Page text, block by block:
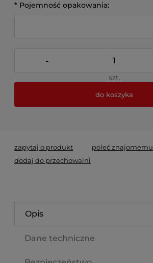
* Pojemność opakowania:
-
szt.
do koszyka
zapytaj o produkt poleć znajomemu
dodaj do przechowalni
Opis
Dane techniczne